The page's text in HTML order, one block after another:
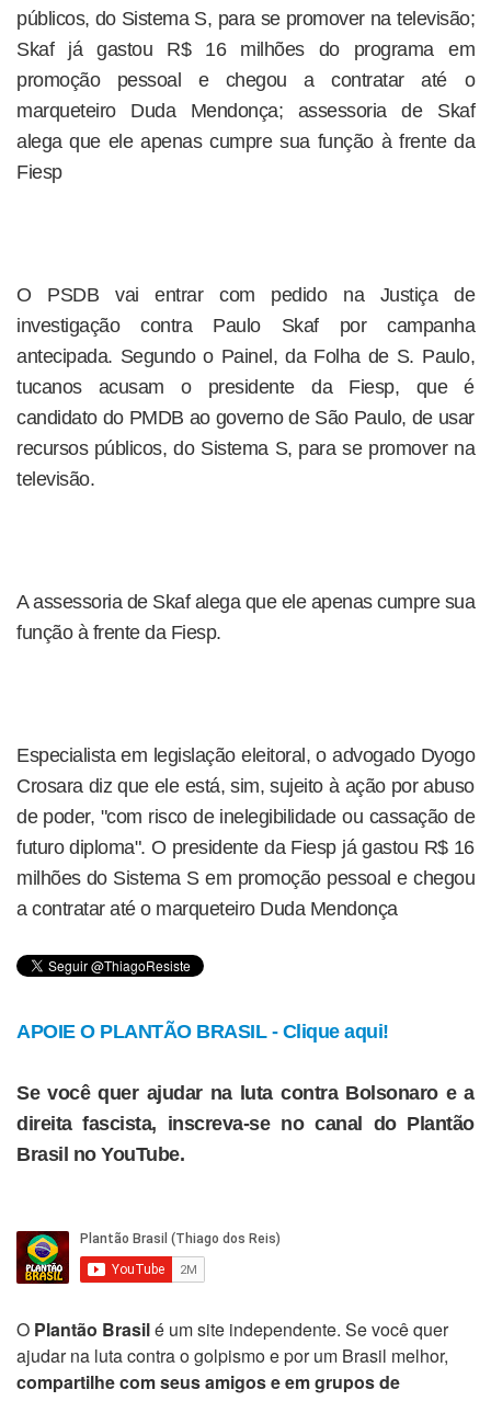
públicos, do Sistema S, para se promover na televisão;
Skaf já gastou R$ 16 milhões do programa em
promoção pessoal e chegou a contratar até o
marqueteiro Duda Mendonça; assessoria de Skaf
alega que ele apenas cumpre sua função à frente da
Fiesp
O PSDB vai entrar com pedido na Justiça de
investigação contra Paulo Skaf por campanha
antecipada. Segundo o Painel, da Folha de S. Paulo,
tucanos acusam o presidente da Fiesp, que é
candidato do PMDB ao governo de São Paulo, de usar
recursos públicos, do Sistema S, para se promover na
televisão.
A assessoria de Skaf alega que ele apenas cumpre sua
função à frente da Fiesp.
Especialista em legislação eleitoral, o advogado Dyogo
Crosara diz que ele está, sim, sujeito à ação por abuso
de poder, "com risco de inelegibilidade ou cassação de
futuro diploma". O presidente da Fiesp já gastou R$ 16
milhões do Sistema S em promoção pessoal e chegou
a contratar até o marqueteiro Duda Mendonça
APOIE O PLANTÃO BRASIL - Clique aqui!
Se você quer ajudar na luta contra Bolsonaro e a
direita fascista, inscreva-se no canal do Plantão
Brasil no YouTube.
O Plantão Brasilé um site independente. Se você quer
ajudar na luta contra o golpismo e por um Brasil melhor,
compartilhe com seus amigos e em grupos de